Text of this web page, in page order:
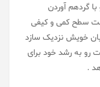
گردهم آوردن
سطح کمی و کیفی
خویش نزدیک سازد
رو به رشد خود برای
.